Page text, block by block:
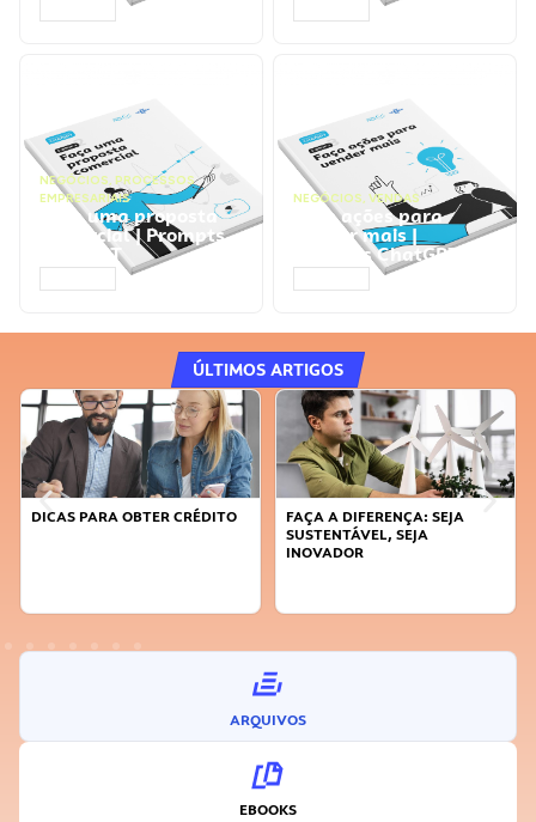
NEGÓCIOS, PROCESSOS
EMPRESARIAIS
Faça uma proposta
comercial | Prompts
ChatGPT
NEGÓCIOS, VENDAS
Faça ações para
vender mais |
Prompts ChatGPT
ÚLTIMOS ARTIGOS
DICAS PARA OBTER CRÉDITO
FAÇA A DIFERENÇA: SEJA
SUSTENTÁVEL, SEJA
INOVADOR
ARQUIVOS
EBOOKS